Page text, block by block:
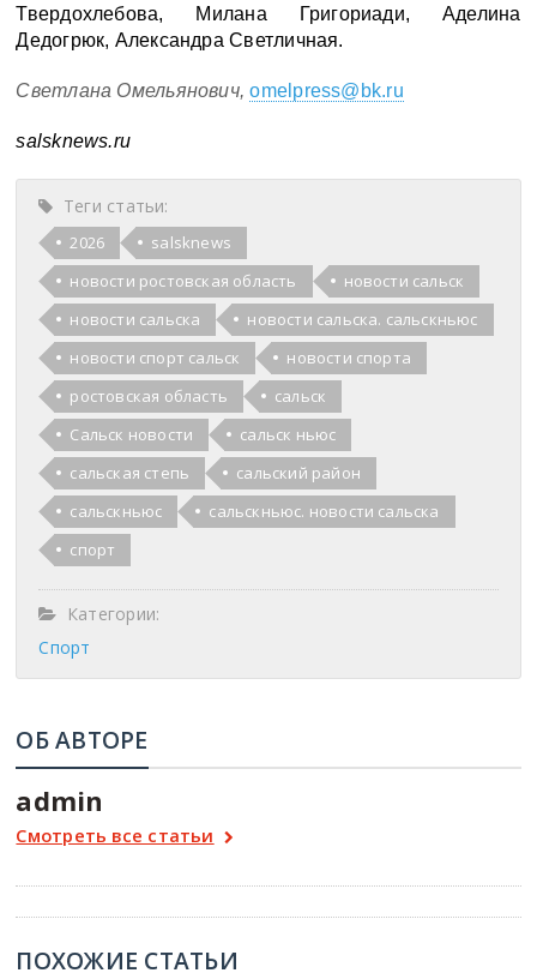
Твердохлебова, Милана Григориади, Аделина
Дедогрюк, Александра Светличная.
Светлана Омельянович,omelpress@bk.ru
salsknews.ru
Теги статьи:
2026
salsknews
новости ростовская область
новости сальск
новости сальска
новости сальска. сальскньюс
новости спорт сальск
новости спорта
ростовская область
сальск
Сальск новости
сальск ньюс
сальская степь
сальский район
сальскньюс
сальскньюс. новости сальска
спорт
Категории:
Спорт
ОБ АВТОРЕ
admin
Смотреть все статьи
ПОХОЖИЕ СТАТЬИ